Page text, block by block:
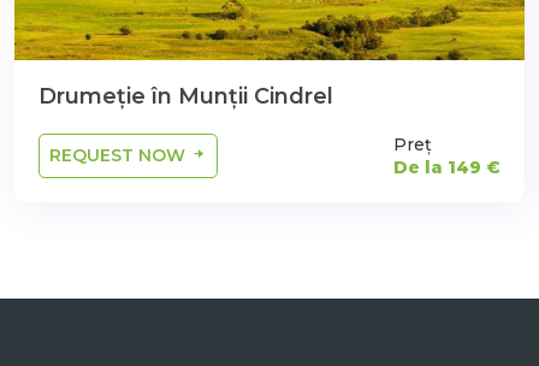
Drumeție în Munții Cindrel
REQUEST NOW
Preț
De la 149 €